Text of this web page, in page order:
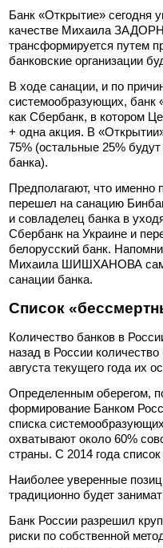
Банк «Открытие» сегодня
качестве Михаила
трансформируется путем
банковские организации
В ходе санации, и по
системообразующих, банк
как Сбербанк, в котором
+ одна акция. В
75% (остальные 25%
банка).
Предполагают, что именно
перешел на санацию
и совладелец банка в
Сбербанк на Украине и
белорусский банк.
Михаила ШИШХАНОВА
санации банка.
Список
Количество банков в
назад в России
августа текущего года их
Определенным оберегом,
формирование Банком
списка
охватывают около 60%
страны. С 2014 года
Наиболее уверенные
традиционно будет
Банк России разрешил
риски по собственной